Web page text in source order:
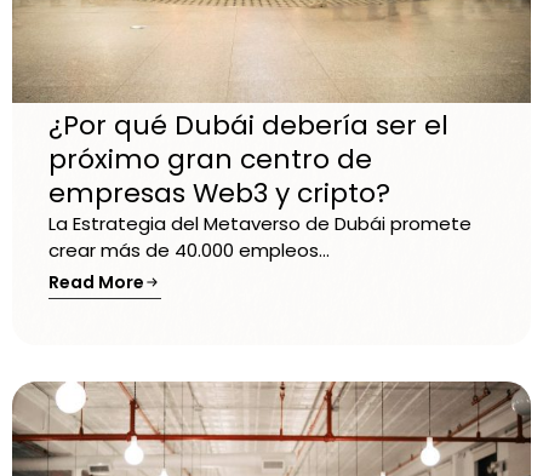
¿Por qué Dubái debería ser el
próximo gran centro de
empresas Web3 y cripto?
La Estrategia del Metaverso de Dubái promete
crear más de 40.000 empleos...
Read More